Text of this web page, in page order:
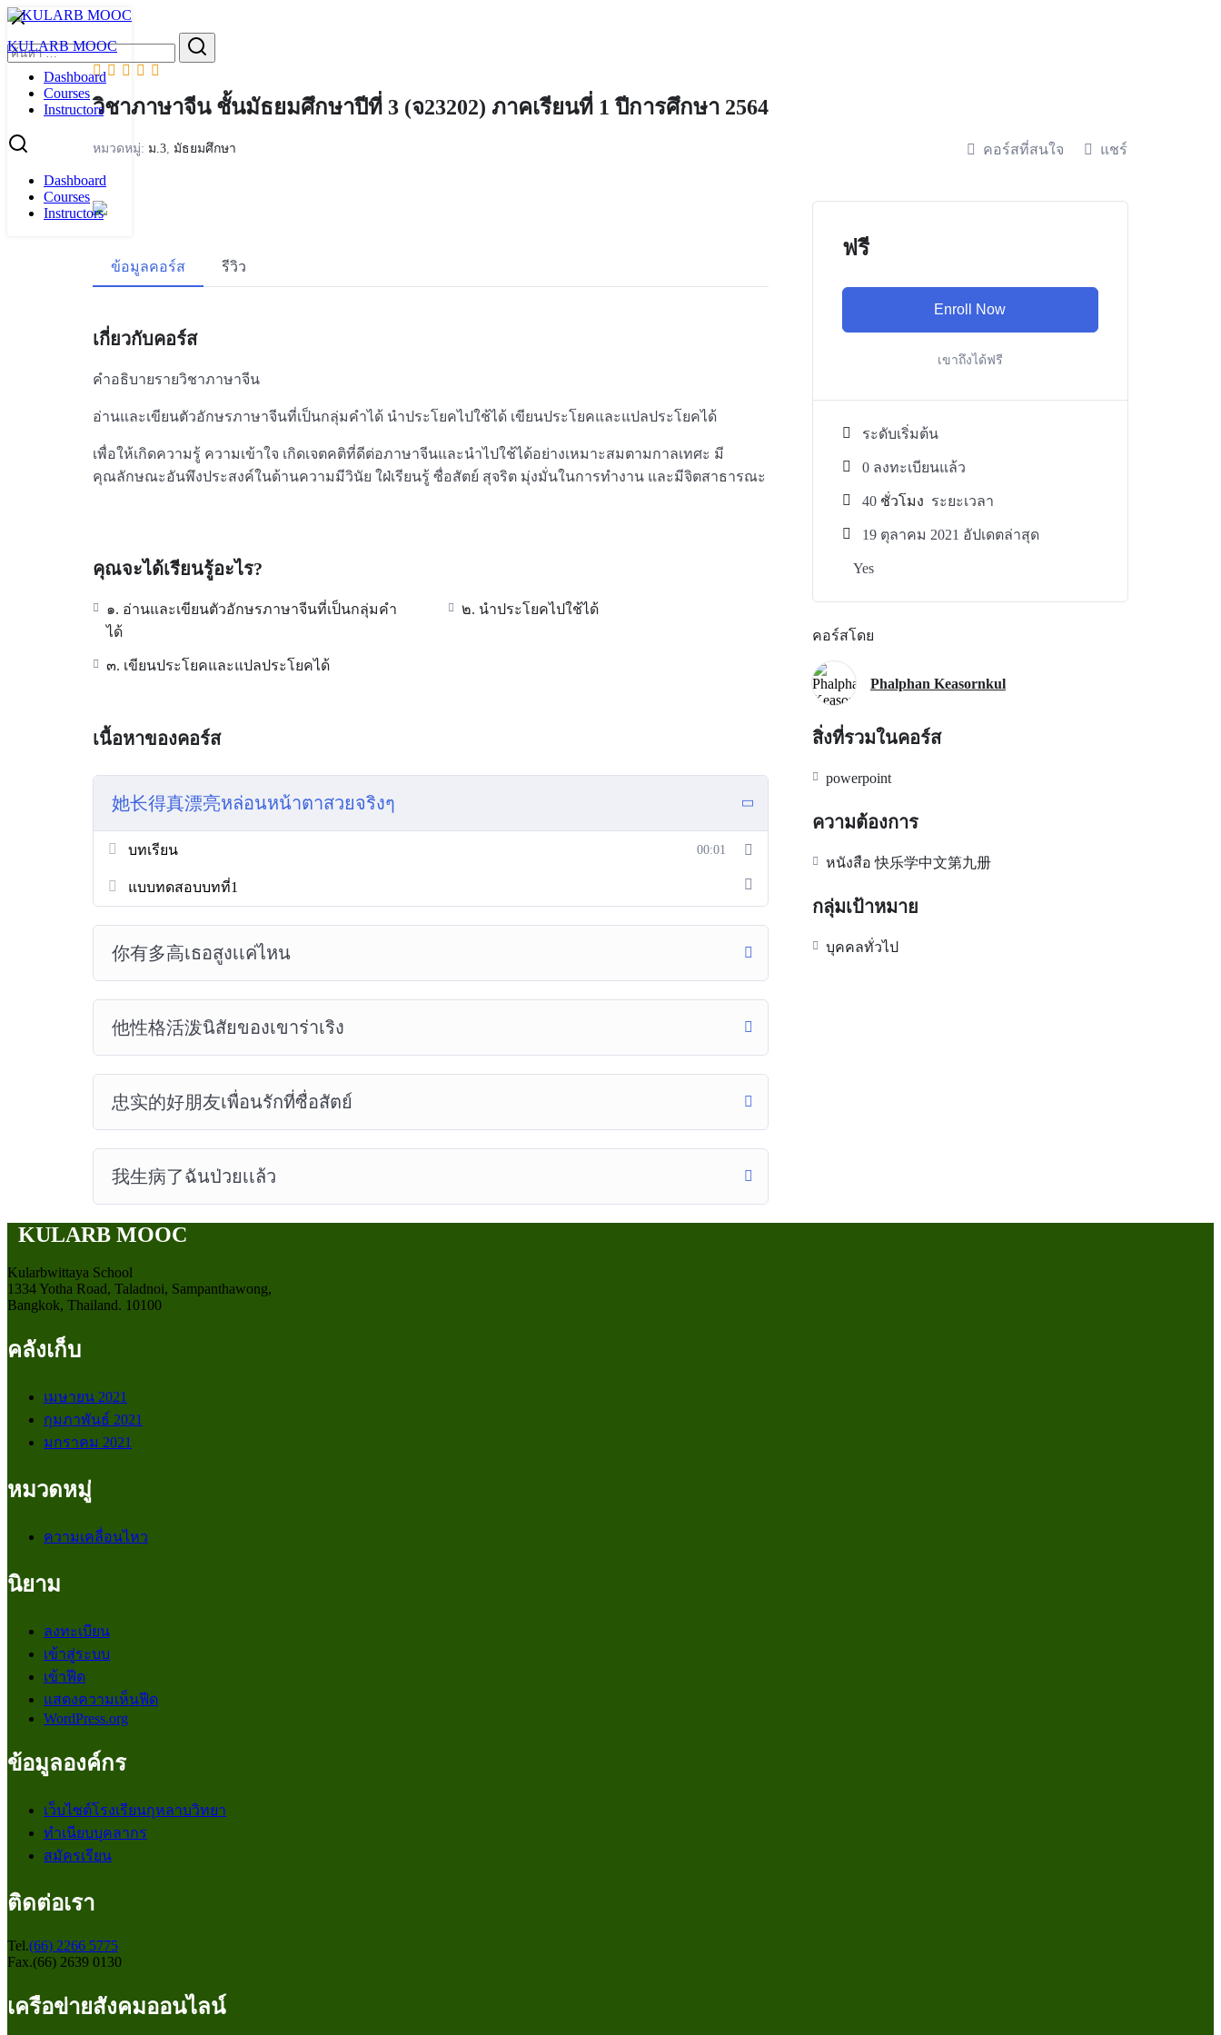
Skip
content
KULARB MOOC
Dashboard
Courses
Instructors
Dashboard
Courses
Instructors
Search
for:
วิชาภาษาจีน ชั้นมัธยมศึกษาปีที่ 3 (จ23202) ภาคเรียนที่ 1 ปีการศึกษา 2564
หมวดหมู่: ม.3, มัธยมศึกษา คอร์สที่สนใจ แชร์
ข้อมูลคอร์ส รีวิว
เกี่ยวกับคอร์ส
คำอธิบายรายวิชาภาษาจีน
อ่านและเขียนตัวอักษรภาษาจีนที่เป็นกลุ่มคำได้ นำประโยคไปใช้ได้ เขียนประโยคและแปลประโยคได้
เพื่อให้เกิดความรู้ ความเข้าใจ เกิดเจตคติที่ดีต่อภาษาจีนและนำไปใช้ได้อย่างเหมาะสมตามกาลเทศะ มี
คุณลักษณะอันพึงประสงค์ในด้านความมีวินัย ใฝ่เรียนรู้ ซื่อสัตย์ สุจริต มุ่งมั่นในการทำงาน และมีจิตสาธารณะ
คุณจะได้เรียนรู้อะไร?
๑. อ่านและเขียนตัวอักษรภาษาจีนที่เป็นกลุ่มคำ
ได้
๒. นำประโยคไปใช้ได้
๓. เขียนประโยคและแปลประโยคได้
เนื้อหาของคอร์ส
她长得真漂亮หล่อนหน้าตาสวยจริงๆ
บทเรียน 00:01
แบบทดสอบบทที่1
你有多高เธอสูงเเค่ไหน
他性格活泼นิสัยของเขาร่าเริง
忠实的好朋友เพื่อนรักที่ซื่อสัตย์
我生病了ฉันป่วยเเล้ว
ฟรี
Enroll Now
เขาถึงได้ฟรี
ระดับเริ่มต้น
0 ลงทะเบียนแล้ว
40 ชั่วโมง ระยะเวลา
19 ตุลาคม 2021 อัปเดตล่าสุด
Yes
คอร์สโดย
Phalphan Keasornkul
สิ่งที่รวมในคอร์ส
powerpoint
ความต้องการ
หนังสือ 快乐学中文第九册
กลุ่มเป้าหมาย
บุคคลทั่วไป
KULARB MOOC
Kularbwittaya School
1334 Yotha Road, Taladnoi, Sampanthawong,
Bangkok, Thailand. 10100
คลังเก็บ
เมษายน 2021
กุมภาพันธ์ 2021
มกราคม 2021
หมวดหมู่
ความเคลื่อนไหว
นิยาม
ลงทะเบียน
เข้าสู่ระบบ
เข้าฟีด
แสดงความเห็นฟีด
WordPress.org
ข้อมูลองค์กร
เว็บไซต์โรงเรียนกุหลาบวิทยา
ทำเนียบบุคลากร
สมัครเรียน
ติดต่อเรา
Tel.(66) 2266 5775
Fax.(66) 2639 0130
เครือข่ายสังคมออนไลน์